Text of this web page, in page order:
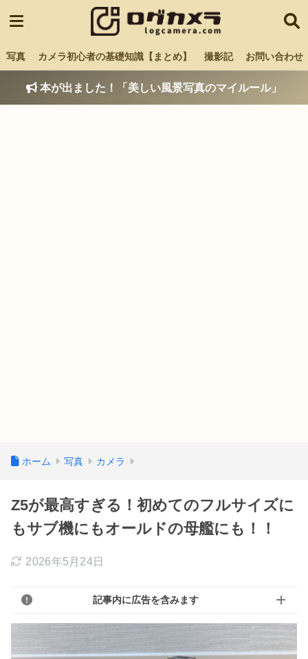
写真 カメラ初心者の基礎知識【まとめ】 撮影記 お問い合わせ
本が出ました！「美しい風景写真のマイルール」
ホーム 写真 カメラ
Z5が最高すぎる！初めてのフルサイズに
もサブ機にもオールドの母艦にも！！
2026年5月24日
記事内に広告を含みます